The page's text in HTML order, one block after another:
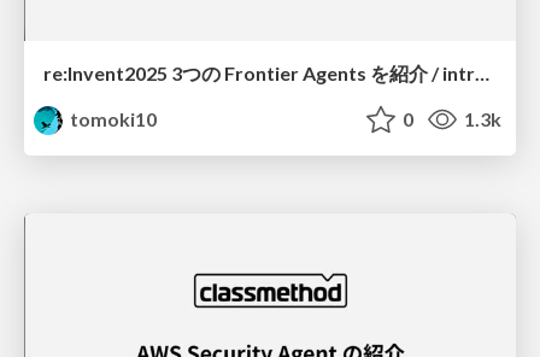
re:Invent2025 3つの Frontier Agents を紹介 / introducing-3-frontier-agents
tomoki10
0 1.3k